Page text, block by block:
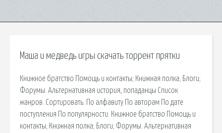
Маша и медведь игры скачать торрент прятки
Книжное братство Помощь и контакты; Книжная полка; Блоги;
Форумы. Альтернативная история, попаданцы Список
жанров. Сортировать: По алфавиту По авторам По дате
поступления По популярности. Книжное братство Помощь и
контакты; Книжная полка; Блоги; Форумы. Альтернативная